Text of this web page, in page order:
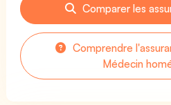
Comparer les
Comprendre
Médecin